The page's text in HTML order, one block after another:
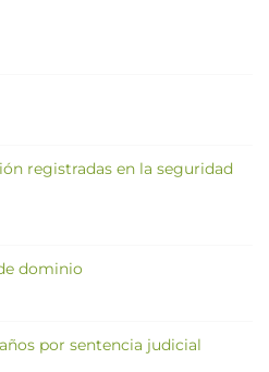
registradas en la seguridad
dominio
por sentencia judicial